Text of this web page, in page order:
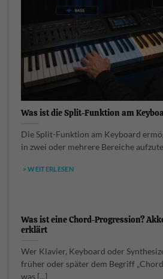
Was ist die Split-Funktion am
Die Split-Funktion am Keyboard
in zwei oder mehrere Bereiche
> WEITERLESEN
Was ist eine Chord-Progression?
erklärt
Wer Klavier, Keyboard oder
früher oder später dem Begriff
was [...]